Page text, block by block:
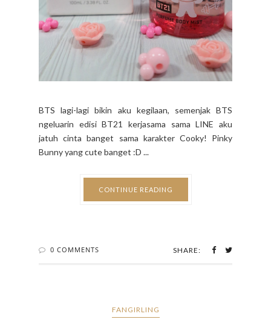
BTS lagi-lagi bikin aku kegilaan, semenjak BTS
ngeluarin edisi BT21 kerjasama sama LINE aku
jatuh cinta banget sama karakter Cooky! Pinky
Bunny yang cute banget :D ...
CONTINUE READING
0 COMMENTS SHARE:
FANGIRLING